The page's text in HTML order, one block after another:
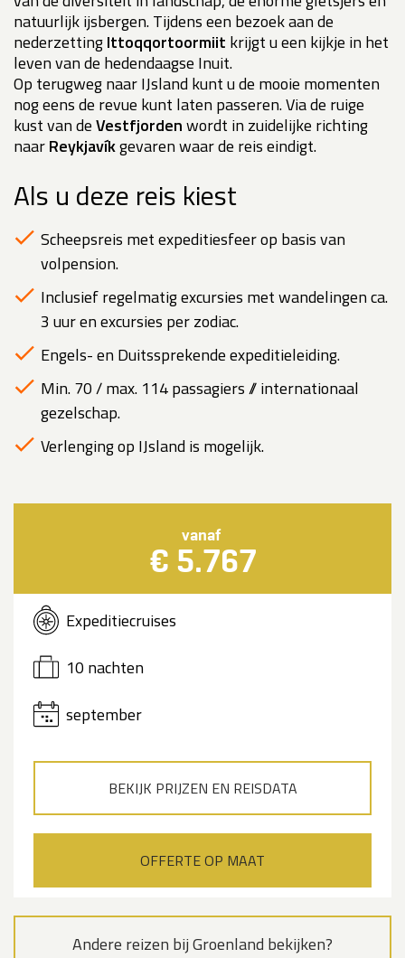
natuurlijk ijsbergen. Tijdens een bezoek aan de
nederzettingIttoqqortoormiit krijgt u een kijkje in het
leven van de hedendaagse Inuit.
Op terugweg naar IJsland kunt u de mooie momenten
nog eens de revue kunt laten passeren. Via de ruige
kust van deVestfjordenwordt in zuidelijke richting
naarReykjavíkgevaren waar de reis eindigt.
Als u deze reis kiest
Scheepsreis met expeditiesfeer op basis van
volpension.
Inclusief regelmatig excursies met wandelingen ca.
3 uur en excursies per zodiac.
Engels- en Duitssprekende expeditieleiding.
Min. 70 / max. 114 passagiers // internationaal
gezelschap.
Verlenging op IJsland is mogelijk.
vanaf
€ 5.767
Expeditiecruises
10 nachten
september
BEKIJK PRIJZEN EN REISDATA
OFFERTE OP MAAT
Andere reizen bij Groenland bekijken?